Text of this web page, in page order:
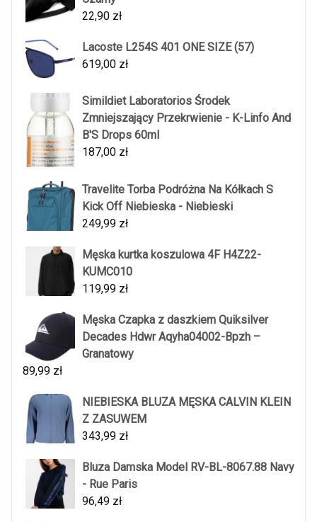
22,90 zł
Lacoste L254S 401 ONE SIZE (57)
619,00 zł
Simildiet Laboratorios Środek
Zmniejszający Przekrwienie - K-Linfo And
B'S Drops 60ml
187,00 zł
Travelite Torba Podróżna Na Kółkach S
Kick Off Niebieska - Niebieski
249,99 zł
Męska kurtka koszulowa 4F H4Z22-
KUMC010
119,99 zł
Męska Czapka z daszkiem Quiksilver
Decades Hdwr Aqyha04002-Bpzh –
Granatowy
89,99 zł
NIEBIESKA BLUZA MĘSKA CALVIN KLEIN
Z ZASUWEM
343,99 zł
Bluza Damska Model RV-BL-8067.88 Navy
- Rue Paris
96,49 zł